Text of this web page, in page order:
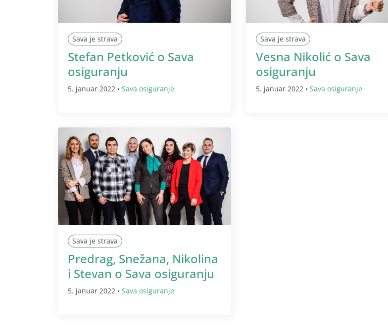
Sava je strava
Stefan Petković o Sava
osiguranju
5. januar 2022 • Sava osiguranje
Sava je strava
Vesna Nikolić o Sava
osiguranju
5. januar 2022 • Sava osiguranje
Sava je strava
Predrag, Snežana, Nikolina
i Stevan o Sava osiguranju
5. januar 2022 • Sava osiguranje